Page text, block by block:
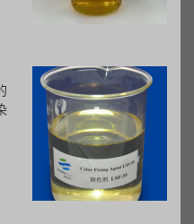
阴离子苯丙表胶 LSB-02
阴离子苯丙表胶LSB-02是苯乙烯酯
类共聚合成的新一代产品，能跟淀
粉有效的结合，赋予淀粉涂层良好
的交联强度和疏水性能。